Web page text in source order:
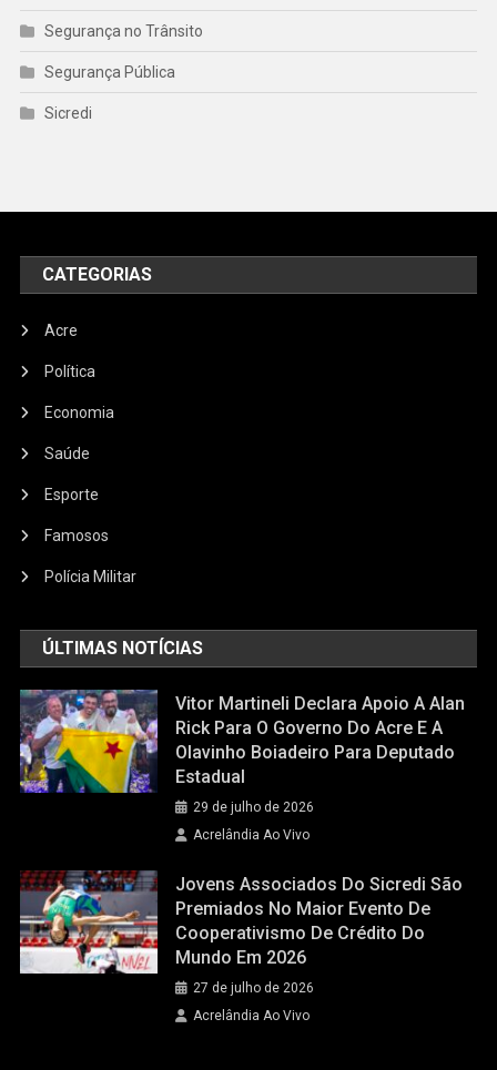
Segurança no Trânsito
Segurança Pública
Sicredi
CATEGORIAS
Acre
Política
Economia
Saúde
Esporte
Famosos
Polícia Militar
ÚLTIMAS NOTÍCIAS
Vitor Martineli Declara Apoio A Alan
Rick Para O Governo Do Acre E A
Olavinho Boiadeiro Para Deputado
Estadual
29 de julho de 2026
Acrelândia Ao Vivo
Jovens Associados Do Sicredi São
Premiados No Maior Evento De
Cooperativismo De Crédito Do
Mundo Em 2026
27 de julho de 2026
Acrelândia Ao Vivo